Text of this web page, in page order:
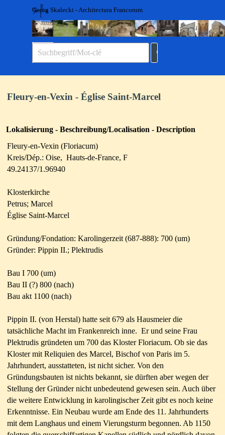
Direkt zum Seiteninhalt
Georg Skalecki - Architectura Francorum
Fleury-en-Vexin - Église Saint-Marcel
Lokalisierung - Beschreibung/Localisation - Description
Fleury-en-Vexin (Floriacum)
Kreis/Dép.: Oise, Hauts-de-France, F
49.24137/1.96940
Klosterkirche
Petrus; Marcel
Église Saint-Marcel
Gründung/Fondation: Karolingerzeit (687-888): 700 (um)
Gründer: Pippin II.; Plektrudis
Bau I 700 (um)
Bau II (?) 800 (nach)
Bau akt 1100 (nach)
Pippin II. (von Herstal) hatte seit 679 als Hausmeier die
tatsächliche Macht im Frankenreich inne. Er und seine Frau
Plektrudis gründeten um 700 das Kloster Floriacum. Ob sie das
Kloster mit Reliquien des Marcel, Bischof von Paris im 5.
Jahrhundert, ausstatteten, ist nicht sicher. Von den
Gründungsbauten ist nichts bekannt, sie dürften aber wegen der
Stellung der Gründer nicht unbedeutend gewesen sein. Auch über
die weitere Entwicklung in karolingischer Zeit gibt es noch keine
Erkenntnisse. Ein Neubau wurde am Ende des 11. Jahrhunderts
mit dem Langhaus und einem Vierungsturm begonnen. Ab 1150